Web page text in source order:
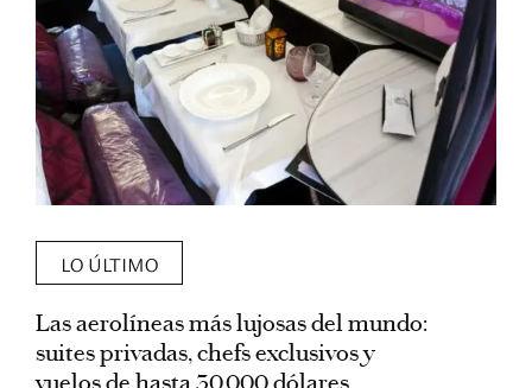
LO ÚLTIMO
Las aerolíneas más lujosas del mundo:
suites privadas, chefs exclusivos y